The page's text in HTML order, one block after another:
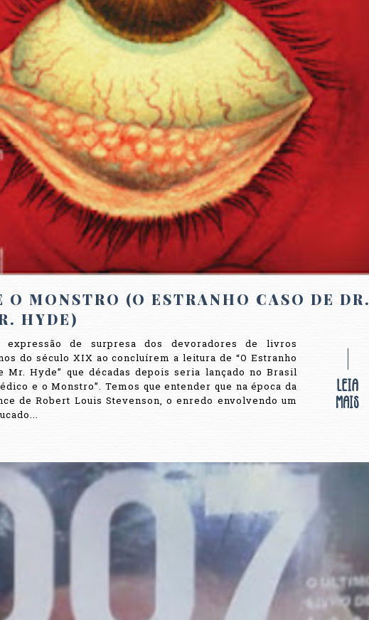
O MONSTRO (O ESTRANHO CASO DE DR.
HYDE)
expressão de surpresa dos devoradores de livros
do século XIX ao concluírem a leitura de “O Estranho
Mr. Hyde” que décadas depois seria lançado no Brasil
e o Monstro”. Temos que entender que na época da
de Robert Louis Stevenson, o enredo envolvendo um